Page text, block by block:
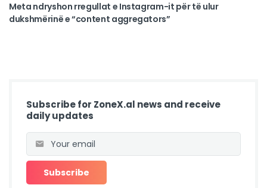
Meta ndryshon rregullat e Instagram-it për të ulur
dukshmërinë e “content aggregators”
Subscribe for ZoneX.al news and receive
daily updates